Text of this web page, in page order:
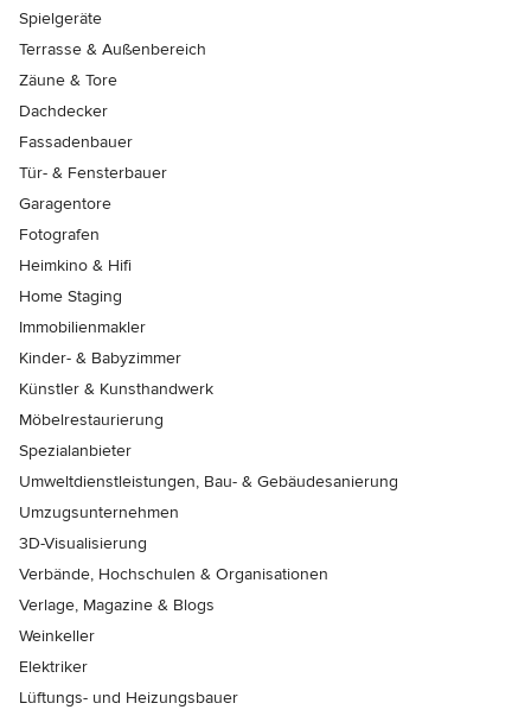
Spielgeräte
Terrasse & Außenbereich
Zäune & Tore
Dachdecker
Fassadenbauer
Tür- & Fensterbauer
Garagentore
Fotografen
Heimkino & Hifi
Home Staging
Immobilienmakler
Kinder- & Babyzimmer
Künstler & Kunsthandwerk
Möbelrestaurierung
Spezialanbieter
Umweltdienstleistungen, Bau- & Gebäudesanierung
Umzugsunternehmen
3D-Visualisierung
Verbände, Hochschulen & Organisationen
Verlage, Magazine & Blogs
Weinkeller
Elektriker
Lüftungs- und Heizungsbauer